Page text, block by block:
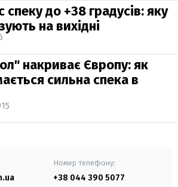
спеку до +38 градусів: яку
на вихідні
накриває Європу: як
сильна спека в
Номер телефону:
+38 044 390 5077